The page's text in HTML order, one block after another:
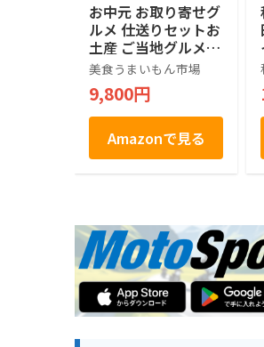
お中元 お取り寄せグ
ルメ 仕送りセットお
土産 ご当地グルメ
ギフト ご当地小包便
(L, 秋田県)
美食うまいもん市場
9,800円
Amazonで見る